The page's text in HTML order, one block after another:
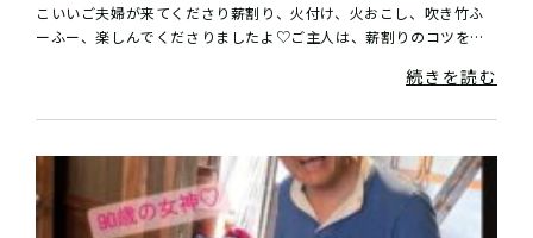
こいいご夫婦が来てくださり薪割り、火付け、火おこし、吹き竹ふ
ーふー、楽しんでくださりましたよ♡ご主人は、薪割りのコツを掴
続きを読む